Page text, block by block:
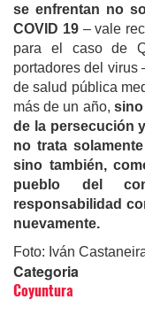
se enfrentan no
COVID 19– vale
para el caso de
portadores del virus
de salud pública
más de un año, sino
de la persecución
no trata
sino también,
pueblo del
responsabilidad
nuevamente.
Foto: Iván
Categoria
Coyuntura